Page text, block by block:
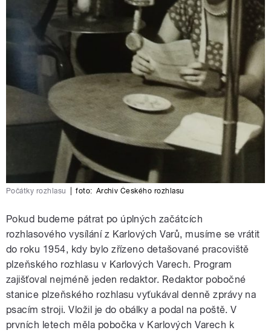
Počátky rozhlasu foto: Archiv Českého rozhlasu
Pokud budeme pátrat po úplných začátcích
rozhlasového vysílání z Karlových Varů, musíme se vrátit
do roku 1954, kdy bylo zřízeno detašované pracoviště
plzeňského rozhlasu v Karlových Varech. Program
zajišťoval nejméně jeden redaktor. Redaktor pobočné
stanice plzeňského rozhlasu vyťukával denně zprávy na
psacím stroji. Vložil je do obálky a podal na poště. V
prvních letech měla pobočka v Karlových Varech k